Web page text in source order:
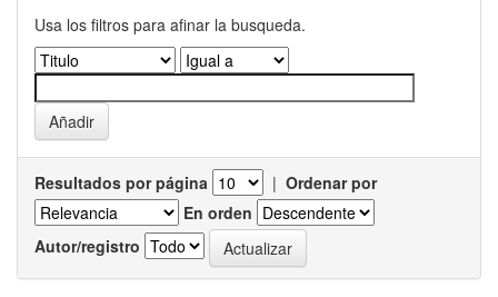
Usa los filtros para afinar la busqueda.
Resultados por página | Ordenar por
En orden
Autor/registro